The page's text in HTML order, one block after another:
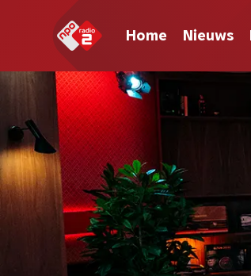
Home Nieuws